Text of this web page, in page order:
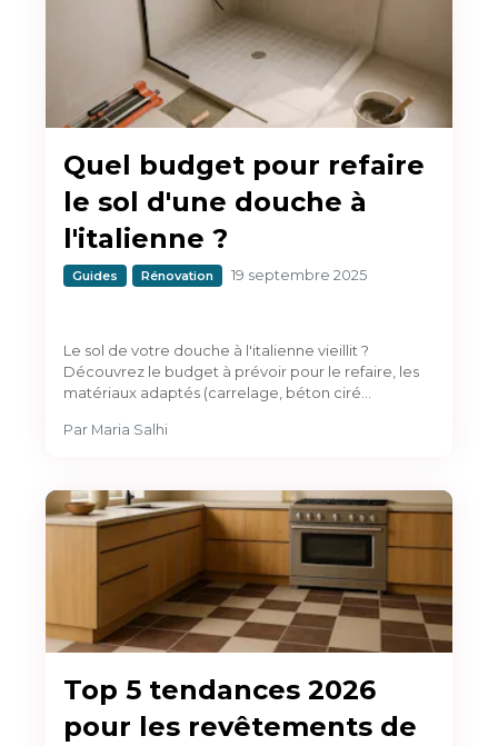
Quel budget pour refaire
le sol d'une douche à
l'italienne ?
Guides Rénovation 19 septembre 2025
Le sol de votre douche à l'italienne vieillit ?
Découvrez le budget à prévoir pour le refaire, les
matériaux adaptés (carrelage, béton ciré…
Par Maria Salhi
Top 5 tendances 2026
pour les revêtements de